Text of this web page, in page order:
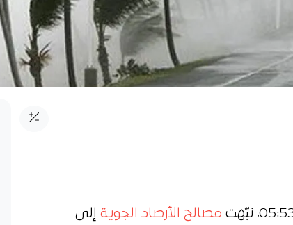
مصالح الأرصاد الجوية إلى